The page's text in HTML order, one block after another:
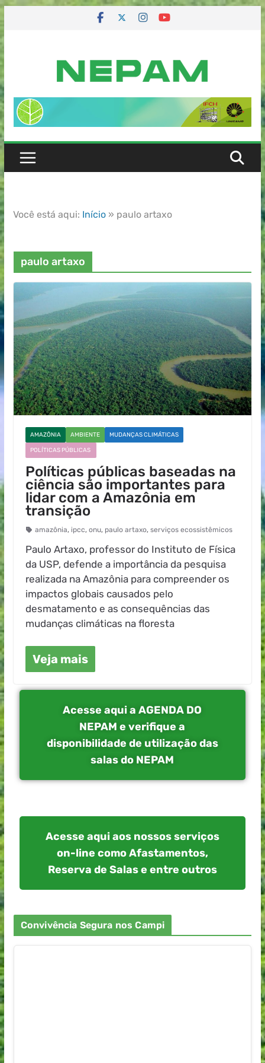
Você está aqui: Início» paulo artaxo
paulo artaxo
AMAZÔNIA AMBIENTE MUDANÇAS CLIMÁTICAS
POLÍTICAS PÚBLICAS
Políticas públicas baseadas na
ciência são importantes para
lidar com a Amazônia em
transição
amazônia, ipcc, onu, paulo artaxo, serviços ecossistêmicos
Paulo Artaxo, professor do Instituto de Física
da USP, defende a importância da pesquisa
realizada na Amazônia para compreender os
impactos globais causados pelo
desmatamento e as consequências das
mudanças climáticas na floresta
Veja mais
Acesse aqui a AGENDA DO
NEPAM e verifique a
disponibilidade de utilização das
salas do NEPAM
Acesse aqui aos nossos serviços
on-line como Afastamentos,
Reserva de Salas e entre outros
Convivência Segura nos Campi